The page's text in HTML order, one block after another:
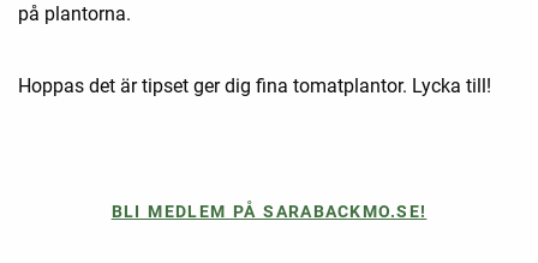
på plantorna.
Hoppas det är tipset ger dig fina tomatplantor. Lycka till!
BLI MEDLEM PÅ SARABACKMO.SE!